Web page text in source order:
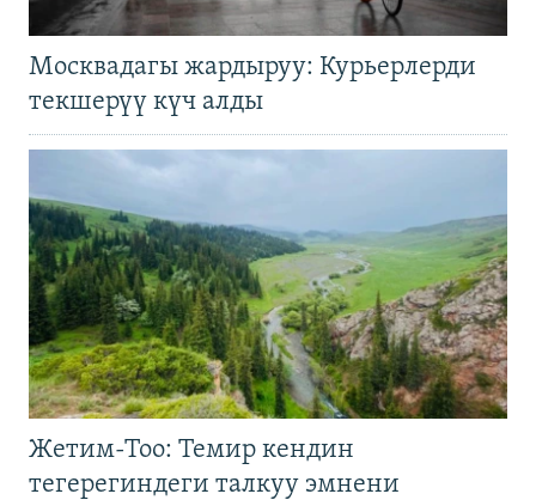
Москвадагы жардыруу: Курьерлерди
текшерүү күч алды
Жетим-Тоо: Темир кендин
тегерегиндеги талкуу эмнени